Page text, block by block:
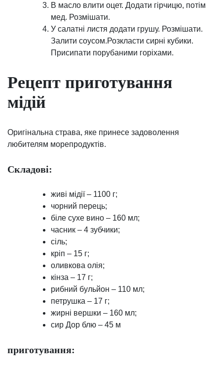
В масло влити оцет. Додати гірчицю, потім
мед. Розмішати.
У салатні листя додати грушу. Розмішати.
Залити соусом.Розкласти сирні кубики.
Присипати порубаними горіхами.
Рецепт приготування
мідій
Оригінальна страва, яке принесе задоволення
любителям морепродуктів.
Складові:
живі мідії – 1100 г;
чорний перець;
біле сухе вино – 160 мл;
часник – 4 зубчики;
сіль;
кріп – 15 г;
оливкова олія;
кінза – 17 г;
рибний бульйон – 110 мл;
петрушка – 17 г;
жирні вершки – 160 мл;
сир Дор блю – 45 м
приготування: